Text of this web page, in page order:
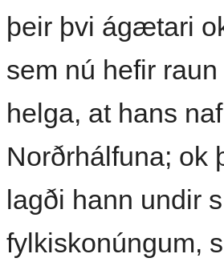
þeir þvi ágætari
sem nú hefir
helga, at hans
Norðrhálfuna; ok
lagði hann undir
fylkiskonúngum,